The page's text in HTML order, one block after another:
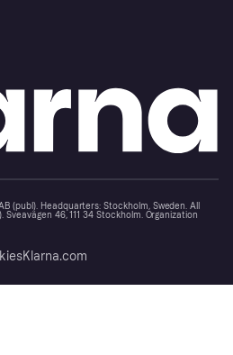
(publ). Headquarters: Stockholm, Sweden. All
46, 111 34 Stockholm. Organization
Klarna.com